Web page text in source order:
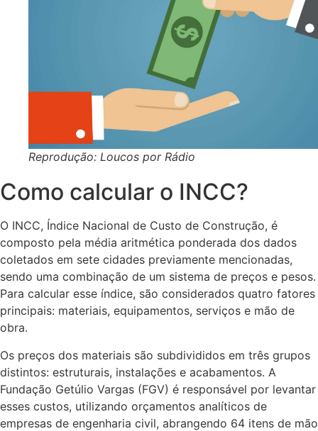
Reprodução: Loucos por Rádio
Como calcular o INCC?
O INCC, Índice Nacional de Custo de Construção, é
composto pela média aritmética ponderada dos dados
coletados em sete cidades previamente mencionadas,
sendo uma combinação de um sistema de preços e pesos.
Para calcular esse índice, são considerados quatro fatores
principais: materiais, equipamentos, serviços e mão de
obra.
Os preços dos materiais são subdivididos em três grupos
distintos: estruturais, instalações e acabamentos. A
Fundação Getúlio Vargas (FGV) é responsável por levantar
esses custos, utilizando orçamentos analíticos de
empresas de engenharia civil, abrangendo 64 itens de mão